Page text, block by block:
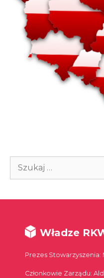
Szukaj:
Władze
Prezes
Członkowie Zarządu: